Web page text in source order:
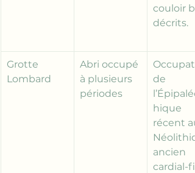
couloir
décrits.
Grotte
Lombard
Abri occupé
à plusieurs
périodes
de
hique
récent
ancien
cardial-